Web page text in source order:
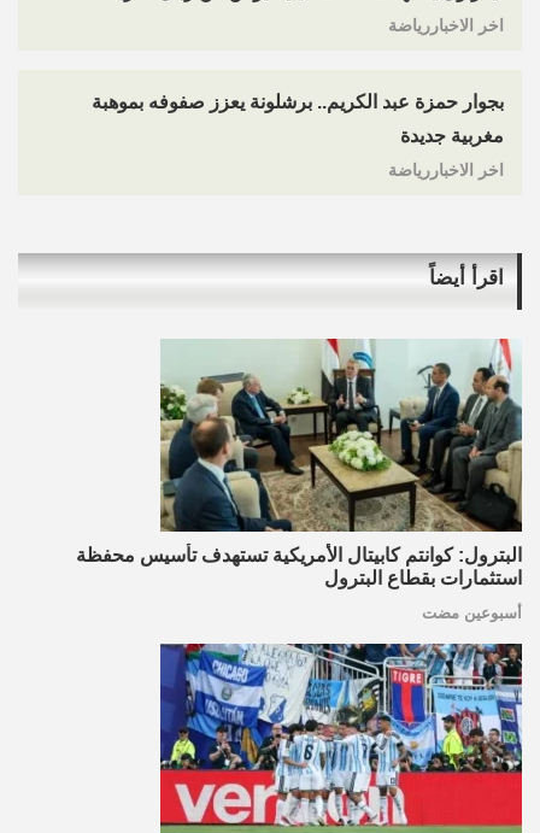
اخر الاخباررياضة
بجوار حمزة عبد الكريم.. برشلونة يعزز صفوفه بموهبة
مغربية جديدة
اخر الاخباررياضة
اقرأ أيضاً
البترول: كوانتم كابيتال الأمريكية تستهدف تأسيس محفظة
استثمارات بقطاع البترول
أسبوعين مضت